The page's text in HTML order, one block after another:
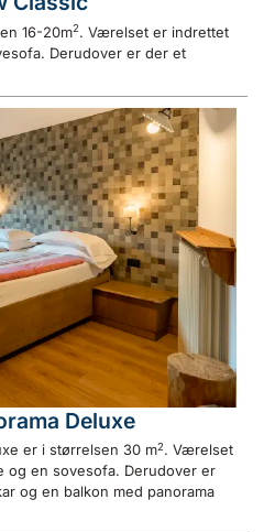
16-20m2. Værelset er indrettet
Derudover er der et
Deluxe
er i størrelsen 30 m2. Værelset
og en sovesofa. Derudover er
og en balkon med panorama